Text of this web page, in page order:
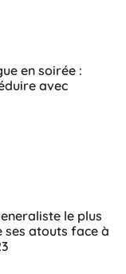
en soirée :
avec
le plus
ses atouts face à